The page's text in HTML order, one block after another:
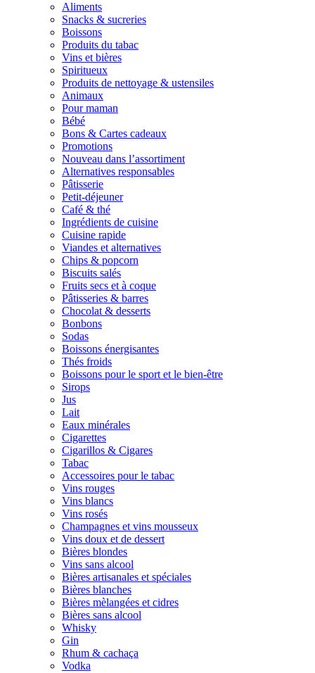
Aliments
Snacks & sucreries
Boissons
Produits du tabac
Vins et bières
Spiritueux
Produits de nettoyage & ustensiles
Animaux
Pour maman
Bébé
Bons & Cartes cadeaux
Promotions
Nouveau dans l’assortiment
Alternatives responsables
Pâtisserie
Petit-déjeuner
Café & thé
Ingrédients de cuisine
Cuisine rapide
Viandes et alternatives
Chips & popcorn
Biscuits salés
Fruits secs et à coque
Pâtisseries & barres
Chocolat & desserts
Bonbons
Sodas
Boissons énergisantes
Thés froids
Boissons pour le sport et le bien-être
Sirops
Jus
Lait
Eaux minérales
Cigarettes
Cigarillos & Cigares
Tabac
Accessoires pour le tabac
Vins rouges
Vins blancs
Vins rosés
Champagnes et vins mousseux
Vins doux et de dessert
Bières blondes
Vins sans alcool
Bières artisanales et spéciales
Bières blanches
Bières mèlangées et cidres
Bières sans alcool
Whisky
Gin
Rhum & cachaça
Vodka